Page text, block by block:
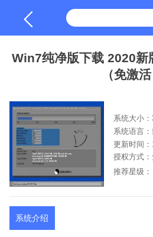
Win7纯净版下载 2020新
（免激活
系统大小
系统语言
更新时间
授权方式
推荐星级：
系统介绍